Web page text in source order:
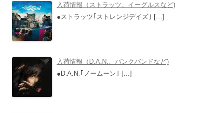
入荷情報（ストラッツ、イーグルスなど)
●ストラッツ｢ストレンジデイズ｣ […]
入荷情報（D.A.N.、バンクバンドなど)
●D.A.N.｢ノームーン｣ […]